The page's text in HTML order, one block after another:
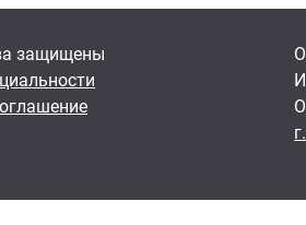
защищены